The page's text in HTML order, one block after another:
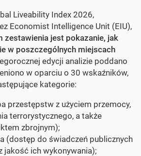
Liveability Index 2026,
Economist Intelligence Unit (EIU),
zestawienia jest pokazanie, jak
w poszczególnych miejscach
edycji analizie poddano
w oparciu o 30 wskaźników,
kategorie:
przestępstw z użyciem przemocy,
terrorystycznego, a także
zbrojnym);
(dostęp do świadczeń publicznych
jakość ich wykonywania);